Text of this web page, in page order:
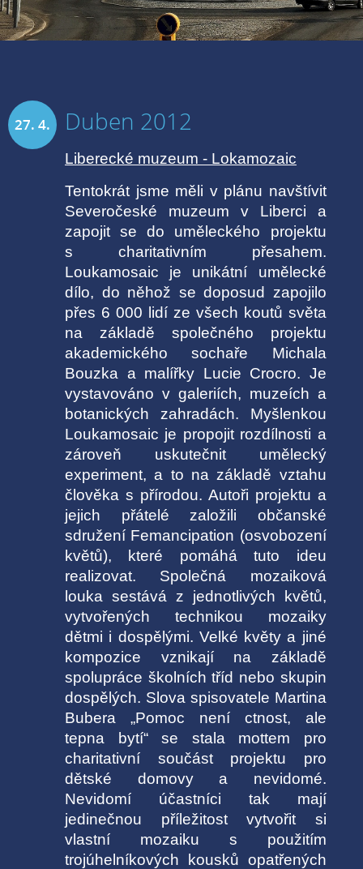
27. 4. Duben 2012
Liberecké muzeum - Lokamozaic
Tentokrát jsme měli v plánu navštívit
Severočeské muzeum v Liberci a
zapojit se do uměleckého projektu
s charitativním přesahem.
Loukamosaic je unikátní umělecké
dílo, do něhož se doposud zapojilo
přes 6 000 lidí ze všech koutů světa
na základě společného projektu
akademického sochaře Michala
Bouzka a malířky Lucie Crocro. Je
vystavováno v galeriích, muzeích a
botanických zahradách. Myšlenkou
Loukamosaic je propojit rozdílnosti a
zároveň uskutečnit umělecký
experiment, a to na základě vztahu
člověka s přírodou. Autoři projektu a
jejich přátelé založili občanské
sdružení Femancipation (osvobození
květů), které pomáhá tuto ideu
realizovat. Společná mozaiková
louka sestává z jednotlivých květů,
vytvořených technikou mozaiky
dětmi i dospělými. Velké květy a jiné
kompozice vznikají na základě
spolupráce školních tříd nebo skupin
dospělých. Slova spisovatele Martina
Bubera „Pomoc není ctnost, ale
tepna bytí“ se stala mottem pro
charitativní součást projektu pro
dětské domovy a nevidomé.
Nevidomí účastníci tak mají
jedinečnou příležitost vytvořit si
vlastní mozaiku s použitím
trojúhelníkových kousků opatřených